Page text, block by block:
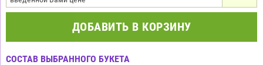
ДОБАВИТЬ В КОРЗИНУ
СОСТАВ ВЫБРАННОГО БУКЕТА